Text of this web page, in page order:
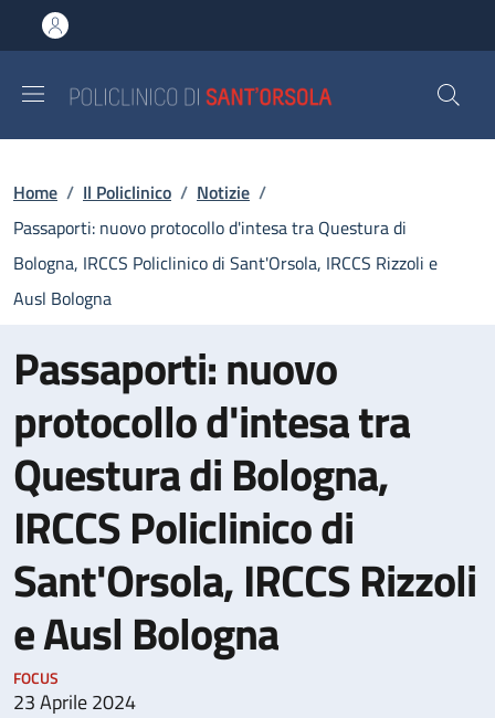
al contenuto principale
to footer content
Briciole di pane
Home / Il Policlinico / Notizie /
Passaporti: nuovo protocollo d'intesa tra Questura di
Bologna, IRCCS Policlinico di Sant'Orsola, IRCCS Rizzoli e
Ausl Bologna
Passaporti: nuovo
protocollo d'intesa tra
Questura di Bologna,
IRCCS Policlinico di
Sant'Orsola, IRCCS Rizzoli
e Ausl Bologna
FOCUS
23 Aprile 2024